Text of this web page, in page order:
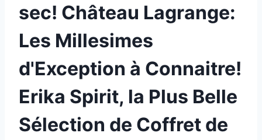
sec! Château Lagrange:
Les Millesimes
d'Exception à Connaitre!
Erika Spirit, la Plus Belle
Sélection de Coffret de